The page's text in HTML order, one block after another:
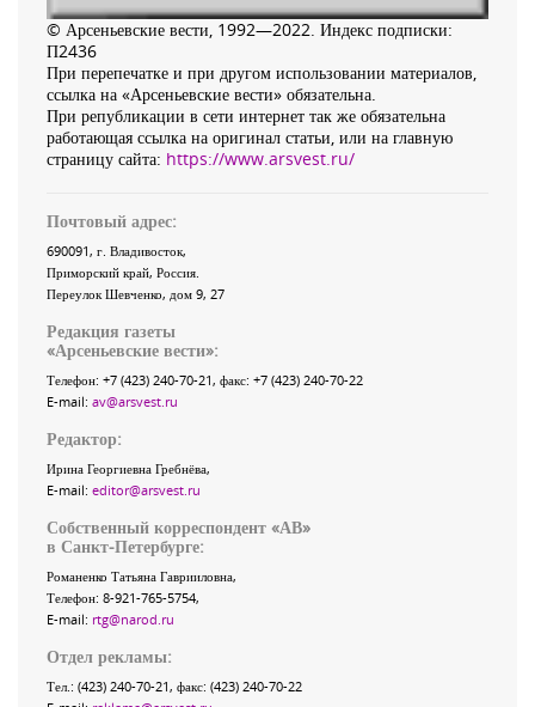
© Арсеньевские вести, 1992—2022. Индекс подписки:
П2436
При перепечатке и при другом использовании материалов,
ссылка на «Арсеньевские вести» обязательна.
При републикации в сети интернет так же обязательна
работающая ссылка на оригинал статьи, или на главную
страницу сайта: https://www.arsvest.ru/
Почтовый адрес:
690091, г. Владивосток,
Приморский край, Россия
Переулок Шевченко, дом 9, 27
Редакция газеты
«Арсеньевские вести»:
Телефон: +7 (423) 240-70-21, факс: +7 (423) 240-70-22
E-mail: av@arsvest.ru
Редактор:
Ирина Георгиевна Гребнёва,
E-mail: editor@arsvest.ru
Собственный корреспондент «АВ»
в Санкт-Петербурге:
Романенко Татьяна Гаврииловна,
Телефон: 8-921-765-5754,
E-mail: rtg@narod.ru
Отдел рекламы:
Тел.: (423) 240-70-21, факс: (423) 240-70-22